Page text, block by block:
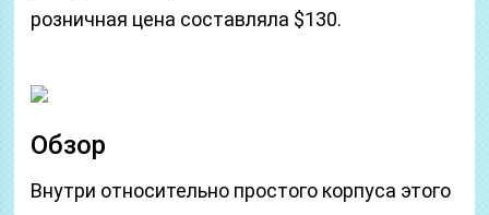
розничная цена составляла $130.
Обзор
Внутри относительно простого корпуса этого